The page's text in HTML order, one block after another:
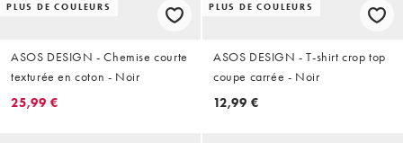
PLUS DE COULEURS
ASOS DESIGN - Chemise courte
texturée en coton - Noir
25,99 €
PLUS DE COULEURS
ASOS DESIGN - T-shirt crop top
coupe carrée - Noir
12,99 €